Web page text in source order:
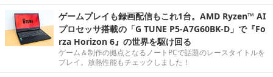
ゲームプレイも録画配信もこれ1台。AMD Ryzen™ AI
プロセッサ搭載の「G TUNE P5-A7G60BK-D」で『Fo
rza Horizon 6』の世界を駆け回る
ゲーム＆制作の拠点となるノートPCで話題のレースタイトルを
プレイ。放熱性能もチェックしました！